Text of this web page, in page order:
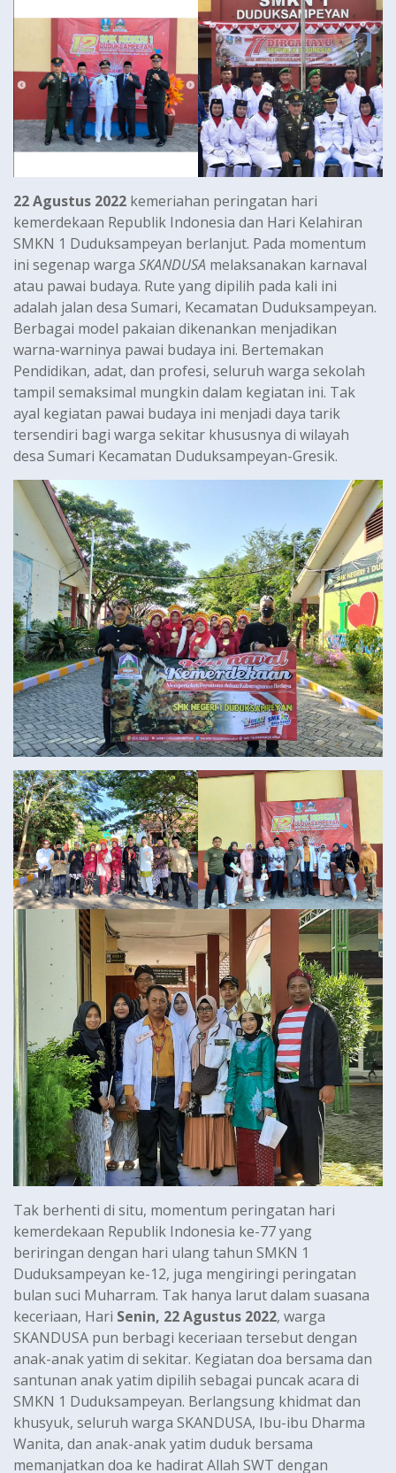
22 Agustus 2022 kemeriahan peringatan hari
kemerdekaan Republik Indonesia dan Hari Kelahiran
SMKN 1 Duduksampeyan berlanjut. Pada momentum
ini segenap warga SKANDUSA melaksanakan karnaval
atau pawai budaya. Rute yang dipilih pada kali ini
adalah jalan desa Sumari, Kecamatan Duduksampeyan.
Berbagai model pakaian dikenankan menjadikan
warna-warninya pawai budaya ini. Bertemakan
Pendidikan, adat, dan profesi, seluruh warga sekolah
tampil semaksimal mungkin dalam kegiatan ini. Tak
ayal kegiatan pawai budaya ini menjadi daya tarik
tersendiri bagi warga sekitar khususnya di wilayah
desa Sumari Kecamatan Duduksampeyan-Gresik.
Tak berhenti di situ, momentum peringatan hari
kemerdekaan Republik Indonesia ke-77 yang
beriringan dengan hari ulang tahun SMKN 1
Duduksampeyan ke-12, juga mengiringi peringatan
bulan suci Muharram. Tak hanya larut dalam suasana
keceriaan, Hari Senin, 22 Agustus 2022, warga
SKANDUSA pun berbagi keceriaan tersebut dengan
anak-anak yatim di sekitar. Kegiatan doa bersama dan
santunan anak yatim dipilih sebagai puncak acara di
SMKN 1 Duduksampeyan. Berlangsung khidmat dan
khusyuk, seluruh warga SKANDUSA, Ibu-ibu Dharma
Wanita, dan anak-anak yatim duduk bersama
memanjatkan doa ke hadirat Allah SWT dengan